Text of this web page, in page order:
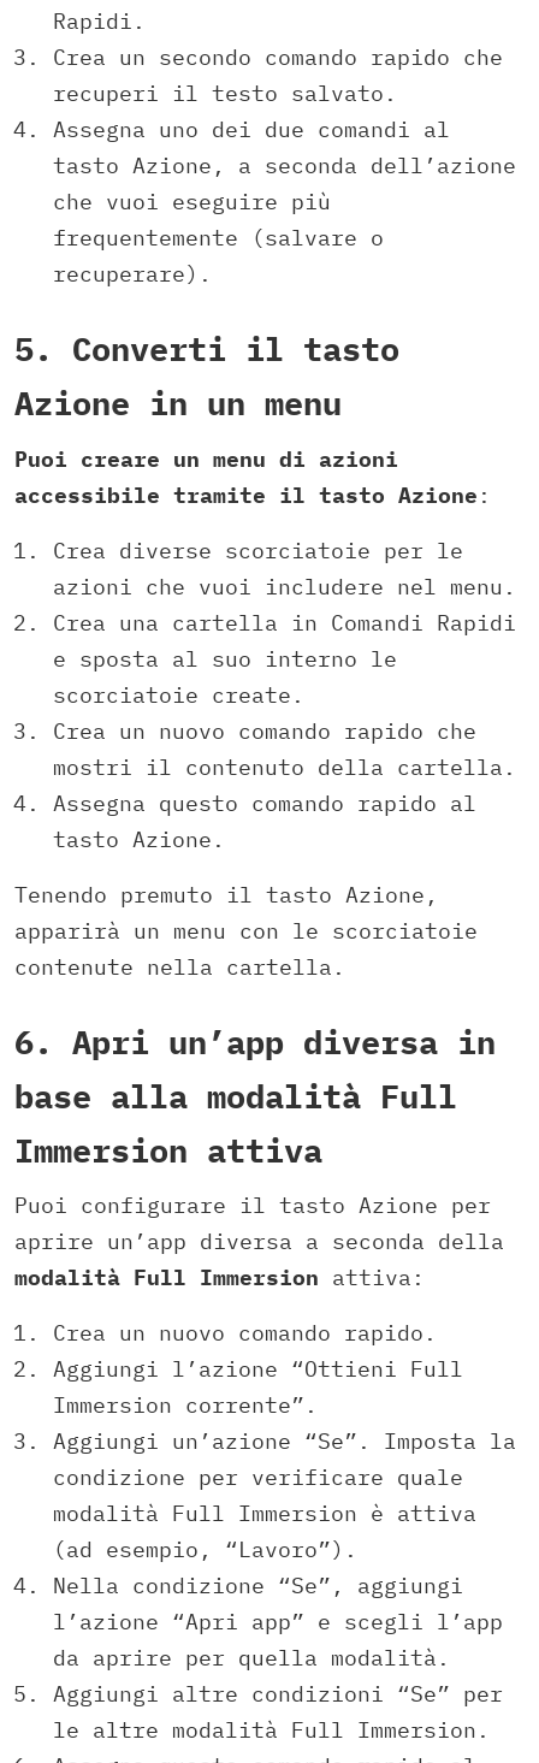
Rapidi.
Crea un secondo comando rapido che
recuperi il testo salvato.
Assegna uno dei due comandi al
tasto Azione, a seconda dell’azione
che vuoi eseguire più
frequentemente (salvare o
recuperare).
5. Converti il tasto
Azione in un menu
Puoi creare un menu di azioni
accessibile tramite il tasto Azione :
Crea diverse scorciatoie per le
azioni che vuoi includere nel menu.
Crea una cartella in Comandi Rapidi
e sposta al suo interno le
scorciatoie create.
Crea un nuovo comando rapido che
mostri il contenuto della cartella.
Assegna questo comando rapido al
tasto Azione.
Tenendo premuto il tasto Azione,
apparirà un menu con le scorciatoie
contenute nella cartella.
6. Apri un’app diversa in
base alla modalità Full
Immersion attiva
Puoi configurare il tasto Azione per
aprire un’app diversa a seconda della
modalità Full Immersion attiva:
Crea un nuovo comando rapido.
Aggiungi l’azione “Ottieni Full
Immersion corrente”.
Aggiungi un’azione “Se”. Imposta la
condizione per verificare quale
modalità Full Immersion è attiva
(ad esempio, “Lavoro”).
Nella condizione “Se”, aggiungi
l’azione “Apri app” e scegli l’app
da aprire per quella modalità.
Aggiungi altre condizioni “Se” per
le altre modalità Full Immersion.